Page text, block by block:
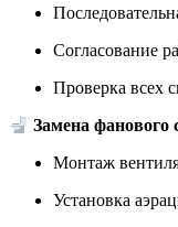
Согласование
Проверка всех
Замена фанового
Монтаж
Установка